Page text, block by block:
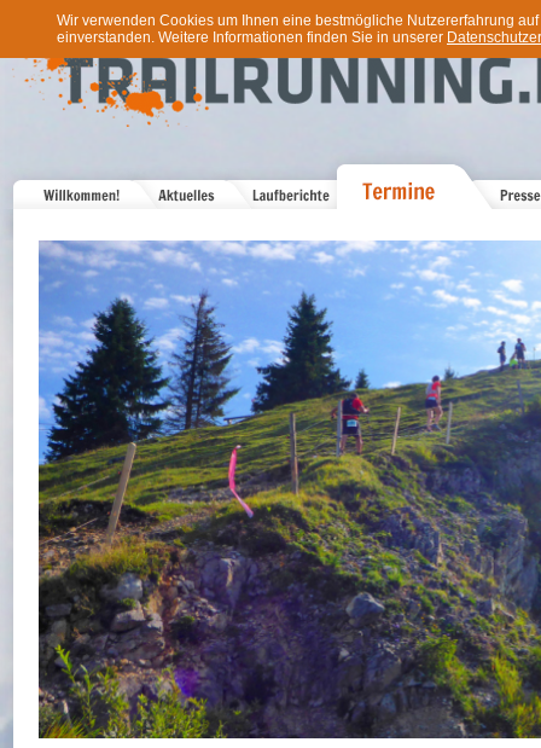
Wir verwenden Cookies um Ihnen eine bestmögliche Nutzererfahrung
einverstanden. Weitere Informationen finden Sie in unserer